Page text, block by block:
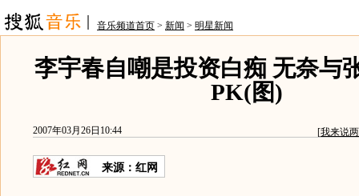
音乐频道首页 > 新闻 > 明星新闻
李宇春自嘲是投资白痴 无奈与
PK(图)
2007年03月26日10:44 [我来说
来源：红网